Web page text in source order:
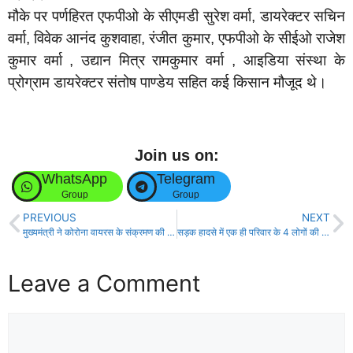
मौके पर पर्णहिरत एफपीओ के सीएमडी सुरेश वर्मा, डायरेक्टर सचिन
वर्मा, विवेक आनंद कुशवाहा, रंजीत कुमार, एफपीओ के सीईओ राजेश
कुमार वर्मा , उद्यान मित्र रामकुमार वर्मा , आइडिया संस्था के
प्रोग्राम डायरेक्टर संतोष पाण्डेय सहित कई किसान मौजूद थे।
Join us on:
WhatsApp
Group
Telegram
Group
PREVIOUS
मुख्यमंत्री ने कोरोना वायरस के संक्रमण की रोकथाम के लिये राज्य सरकार द्वारा किये जा रहे कार्यों के संबंध में पत्रकारों से की बातचीत !
NEXT
सड़क हादसे में एक ही परिवार के 4 लोगों की मौत, चालक जख्मी!
Leave a Comment